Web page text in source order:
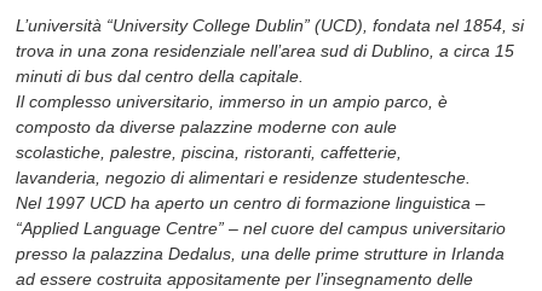
L’università “University College Dublin” (UCD), fondata nel 1854, si
trova in una zona residenziale nell’area sud di Dublino, a circa 15
minuti di bus dal centro della capitale.
Il complesso universitario, immerso in un ampio parco, è
composto da diverse palazzine moderne con aule
scolastiche, palestre, piscina, ristoranti, caffetterie,
lavanderia, negozio di alimentari e residenze studentesche.
Nel 1997 UCD ha aperto un centro di formazione linguistica –
“Applied Language Centre” – nel cuore del campus universitario
presso la palazzina Dedalus, una delle prime strutture in Irlanda
ad essere costruita appositamente per l’insegnamento delle